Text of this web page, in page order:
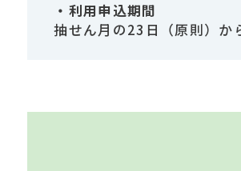
・利用申込期間
抽せん月の23日（原則）か